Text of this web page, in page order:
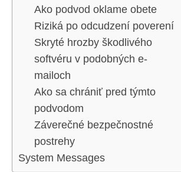
Ako podvod oklame obete
Riziká po odcudzení poverení
Skryté hrozby škodlivého
softvéru v podobných e-
mailoch
Ako sa chrániť pred týmto
podvodom
Záverečné bezpečnostné
postrehy
System Messages